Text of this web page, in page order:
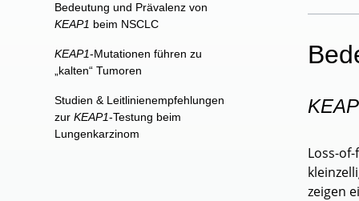
Loss-
zeigen
Bedeutung und Prävalenz von
KEAP1 beim NSCLC
KEAP1-Mutationen führen zu
„kalten“ Tumoren
Studien & Leitlinienempfehlungen
zur KEAP1-Testung beim
Lungenkarzinom